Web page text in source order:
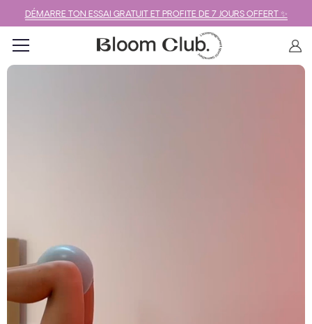
DÉMARRE TON ESSAI GRATUIT ET PROFITE DE 7 JOURS OFFERT ✨